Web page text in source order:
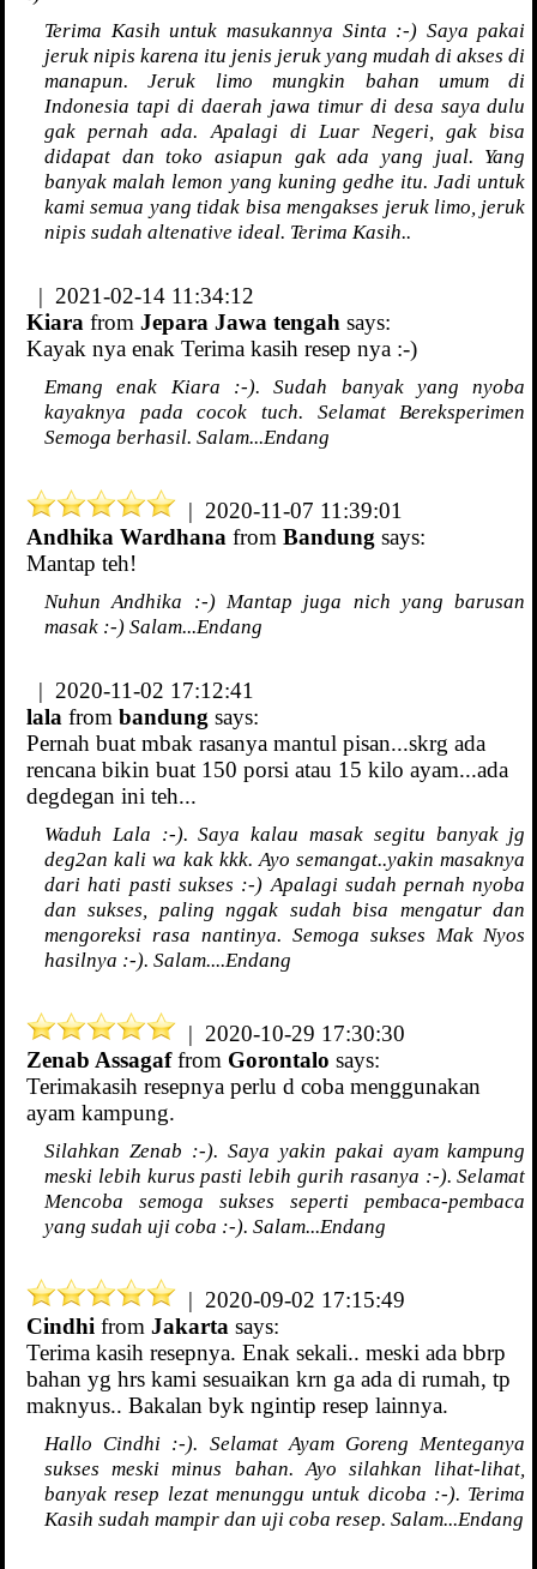
Terima Kasih untuk masukannya Sinta :-) Saya pakai
jeruk nipis karena itu jenis jeruk yang mudah di akses di
manapun. Jeruk limo mungkin bahan umum di
Indonesia tapi di daerah jawa timur di desa saya dulu
gak pernah ada. Apalagi di Luar Negeri, gak bisa
didapat dan toko asiapun gak ada yang jual. Yang
banyak malah lemon yang kuning gedhe itu. Jadi untuk
kami semua yang tidak bisa mengakses jeruk limo, jeruk
nipis sudah altenative ideal. Terima Kasih..
| 2021-02-14 11:34:12
Kiara from Jepara Jawa tengah says:
Kayak nya enak Terima kasih resep nya :-)
Emang enak Kiara :-). Sudah banyak yang nyoba
kayaknya pada cocok tuch. Selamat Bereksperimen
Semoga berhasil. Salam...Endang
| 2020-11-07 11:39:01
Andhika Wardhana from Bandung says:
Mantap teh!
Nuhun Andhika :-) Mantap juga nich yang barusan
masak :-) Salam...Endang
| 2020-11-02 17:12:41
lala from bandung says:
Pernah buat mbak rasanya mantul pisan...skrg ada
rencana bikin buat 150 porsi atau 15 kilo ayam...ada
degdegan ini teh...
Waduh Lala :-). Saya kalau masak segitu banyak jg
deg2an kali wa kak kkk. Ayo semangat..yakin masaknya
dari hati pasti sukses :-) Apalagi sudah pernah nyoba
dan sukses, paling nggak sudah bisa mengatur dan
mengoreksi rasa nantinya. Semoga sukses Mak Nyos
hasilnya :-). Salam....Endang
| 2020-10-29 17:30:30
Zenab Assagaffrom Gorontalo says:
Terimakasih resepnya perlu d coba menggunakan
ayam kampung.
Silahkan Zenab :-). Saya yakin pakai ayam kampung
meski lebih kurus pasti lebih gurih rasanya :-). Selamat
Mencoba semoga sukses seperti pembaca-pembaca
yang sudah uji coba :-). Salam...Endang
| 2020-09-02 17:15:49
Cindhi from Jakarta says:
Terima kasih resepnya. Enak sekali.. meski ada bbrp
bahan yg hrs kami sesuaikan krn ga ada di rumah, tp
maknyus.. Bakalan byk ngintip resep lainnya.
Hallo Cindhi :-). Selamat Ayam Goreng Menteganya
sukses meski minus bahan. Ayo silahkan lihat-lihat,
banyak resep lezat menunggu untuk dicoba :-). Terima
Kasih sudah mampir dan uji coba resep. Salam...Endang